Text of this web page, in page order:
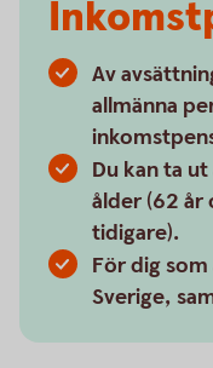
Av
allmänna
Du kan ta
ålder (62 år
tidigare).
För dig
Sverige,